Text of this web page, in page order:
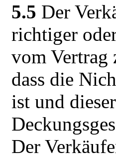
5.5 Der
richtiger
vom Vertrag
dass die
ist und
Der